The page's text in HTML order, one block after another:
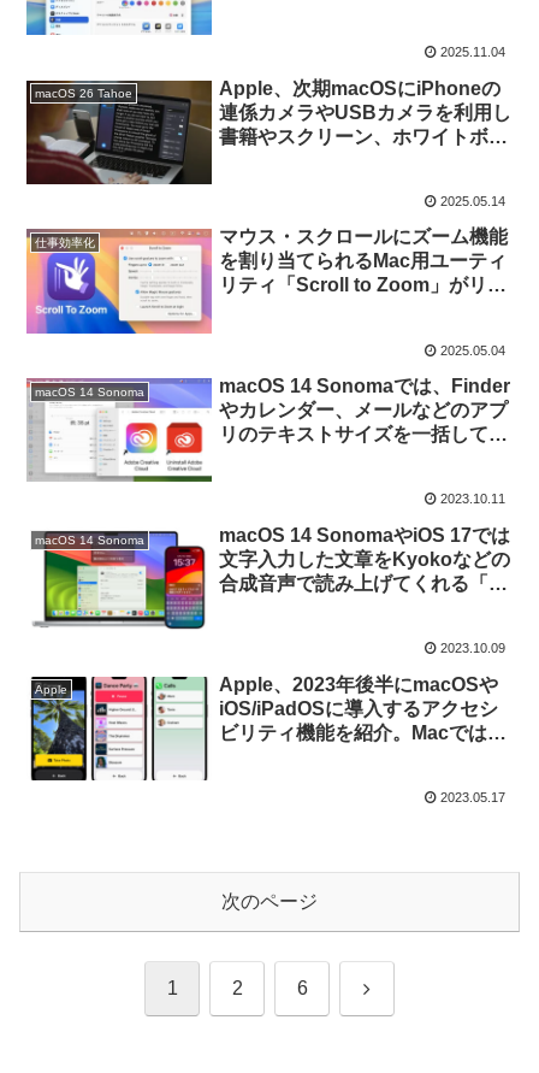
2025.11.04
macOS 26 Tahoe
Apple、次期macOSにiPhoneの
連係カメラやUSBカメラを利用し
書籍やスクリーン、ホワイトボー
2025.05.14
仕事効率化
マウス・スクロールにズーム機能
を割り当てられるMac用ユーティ
リティ「Scroll to Zoom」がリリ
2025.05.04
macOS 14 Sonoma
macOS 14 Sonomaでは、Finder
やカレンダー、メールなどのアプ
リのテキストサイズを一括して変
2023.10.11
macOS 14 Sonoma
macOS 14 SonomaやiOS 17では
文字入力した文章をKyokoなどの
合成音声で読み上げてくれる「ラ
2023.10.09
Apple
Apple、2023年後半にmacOSや
iOS/iPadOSに導入するアクセシ
ビリティ機能を紹介。Macでは
2023.05.17
次のページ
1 2 6 次